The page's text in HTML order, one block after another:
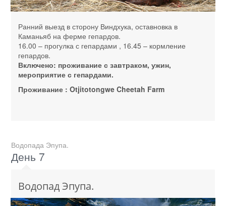
Ранний выезд в сторону Виндхука, оставновка в
Каманьяб на ферме гепардов.
16.00 – прогулка с гепардами , 16.45 – кормление
гепардов.
Включено: проживание с завтраком, ужин,
мероприятие с гепардами.
Проживание : Otjitotongwe Cheetah Farm
Водопада Эпупа.
День 7
Водопад Эпупа.